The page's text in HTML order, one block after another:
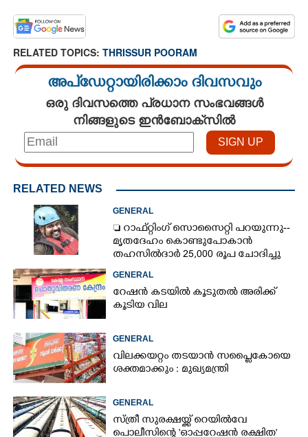
RELATED TOPICS: THRISSUR POORAM
അപ്ഡേറ്റായിരിക്കാം ദിവസവും
ഒരു ദിവസത്തെ പ്രധാന സംഭവങ്ങൾ
നിങ്ങളുടെ ഇൻബോക്സിൽ
RELATED NEWS
GENERAL
 റാഫ്റ്റിംഗ് സൊസൈറ്റി പറയുന്നു--
മൃതദേഹം കൊണ്ടുപോകാൻ
തഹസിൽദാർ 25,000 രൂപ ചോദിച്ചു
GENERAL
റേഷൻ കടയിൽ കൂടുതൽ അരിക്ക്
കൂടിയ വില
GENERAL
വിലക്കയറ്റം തടയാൻ സപ്ലൈകോയെ
ശക്തമാക്കും : മുഖ്യമന്ത്രി
GENERAL
സ്ത്രീ സുരക്ഷയ്ക്ക് റെയിൽവേ
പൊലീസിന്റെ 'ഓപ്പറേഷൻ രക്ഷിത'